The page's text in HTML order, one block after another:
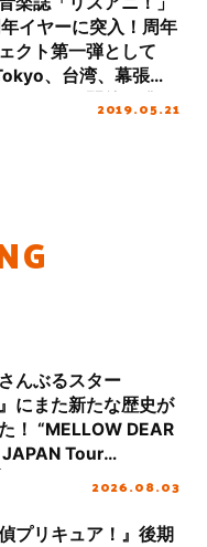
イヤーに突入！周年
クト第一弾として
、台湾、幕張メ
イベント開催を発
2019.05.21
さんぶるスター
にまた新たな歴史が
！ “MELLOW DEAR
Tour
to meet YOU
2026.08.03
偵プリキュア！』後期